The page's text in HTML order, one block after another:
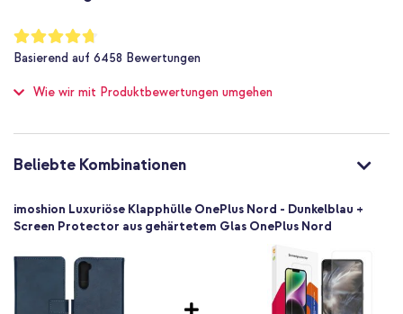
OnePlus Nord stilvoll, praktisch und zuverlässig!
Nicht zutreffend
Schutz bis zu 1 m
Hoch
Nein
imoshion
OPN41767804
Kunstleder
Kein
Bewertung:
94
%
of
Basierend auf 6458 Bewertungen
Wie wir mit Produktbewertungen umgehen
Beliebte Kombinationen
imoshion Luxuriöse Klapphülle OnePlus Nord - Dunkelblau +
Screen Protector aus gehärtetem Glas OnePlus Nord